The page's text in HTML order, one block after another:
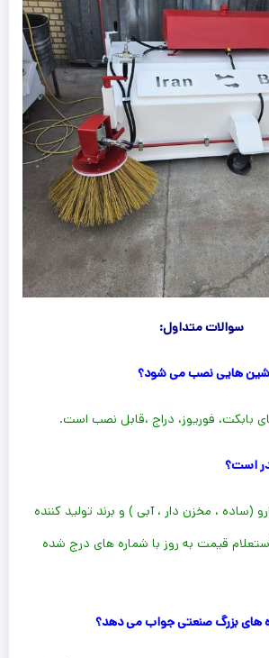
سوالات متداول:
هایی نصب می شود؟
بابکت، فوریوز، دراج ،قابل نصب است.
است؟
(ساده ، مخزن دار ، آبی ) و برند تولید کننده
قیمت به روز با شماره های درج شده
های بزرگ صنعتی جواب می دهد؟